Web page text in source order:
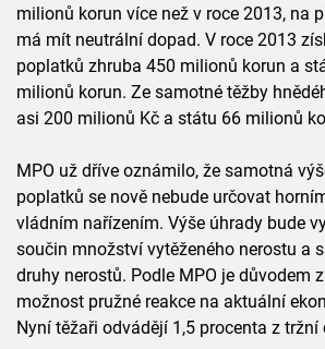
milionů korun více než v roce 2013, na
má mít neutrální dopad. V roce 2013
poplatků zhruba 450 milionů korun a
milionů korun. Ze samotné těžby
asi 200 milionů Kč a státu 66 milionů
MPO už dříve oznámilo, že samotná
poplatků se nově nebude určovat
vládním nařízením. Výše úhrady bude
součin množství vytěženého nerostu a
druhy nerostů. Podle MPO je důvodem
možnost pružné reakce na aktuální
Nyní těžaři odvádějí 1,5 procenta z tržní